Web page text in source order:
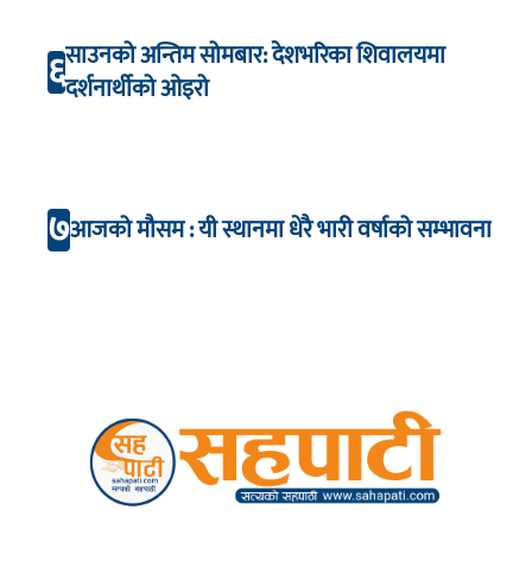
६साउनको अन्तिम सोमबार: देशभरिका शिवालयमा
दर्शनार्थीको ओइरो
७आजको मौसम : यी स्थानमा धेरै भारी वर्षाको सम्भावना